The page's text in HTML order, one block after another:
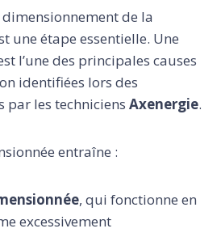
dimensionnement de la
une étape essentielle. Une
l’une des principales causes
identifiées lors des
par les techniciens Axenergie.
entraîne :
, qui fonctionne en
excessivement